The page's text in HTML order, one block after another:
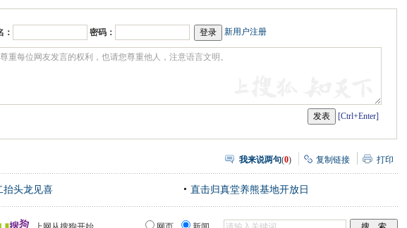
： 密码： 新用户注册
[Ctrl+Enter]
我来说两句(0) 复制链接 打印
抬头龙见喜 直击归真堂养熊基地开放日